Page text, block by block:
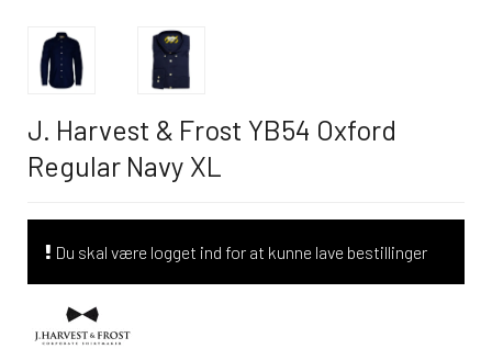
J. Harvest & Frost YB54 Oxford
Regular Navy XL
Du skal være logget ind for at kunne lave bestillinger